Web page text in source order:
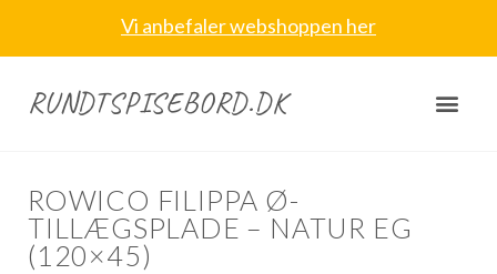
Vi anbefaler webshoppen her
RUNDTSPISEBORD.DK
ROWICO FILIPPA Ø-
TILLÆGSPLADE – NATUR EG
(120×45)